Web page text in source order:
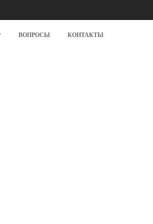
ВОПРОСЫ КОНТАКТЫ